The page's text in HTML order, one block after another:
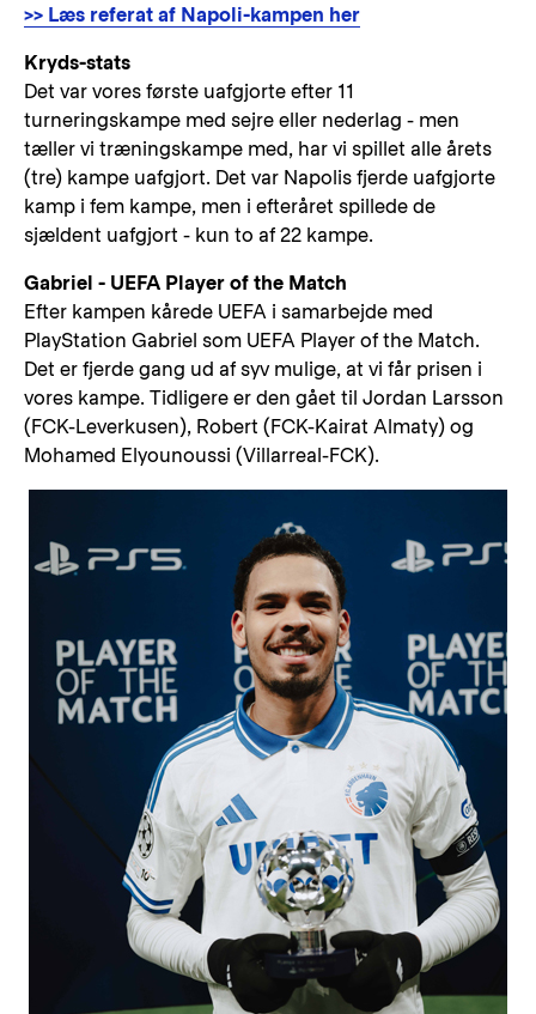
>> Læs referat af Napoli-kampen her
Kryds-stats
Det var vores første uafgjorte efter 11
turneringskampe med sejre eller nederlag - men
tæller vi træningskampe med, har vi spillet alle årets
(tre) kampe uafgjort. Det var Napolis fjerde uafgjorte
kamp i fem kampe, men i efteråret spillede de
sjældent uafgjort - kun to af 22 kampe.
Gabriel - UEFA Player of the Match
Efter kampen kårede UEFA i samarbejde med
PlayStation Gabriel som UEFA Player of the Match.
Det er fjerde gang ud af syv mulige, at vi får prisen i
vores kampe. Tidligere er den gået til Jordan Larsson
(FCK-Leverkusen), Robert (FCK-Kairat Almaty) og
Mohamed Elyounoussi (Villarreal-FCK).